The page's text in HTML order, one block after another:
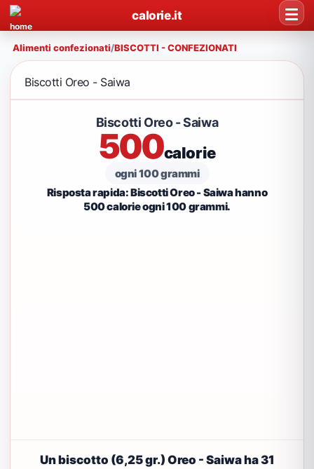
calorie.it
Alimenti confezionati/BISCOTTI - CONFEZIONATI
Biscotti Oreo - Saiwa
Biscotti Oreo - Saiwa
500calorie
ogni 100 grammi
Risposta rapida: Biscotti Oreo - Saiwa hanno
500 calorie ogni 100 grammi.
Un biscotto (6,25 gr.) Oreo - Saiwa ha 31